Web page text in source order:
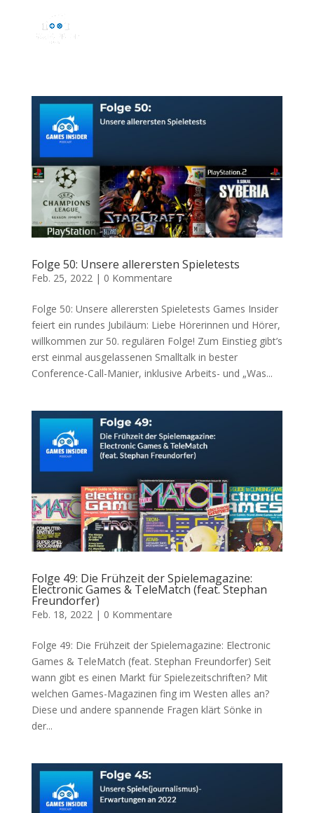
Folge 50: Unsere allerersten Spieletests
Feb. 25, 2022 | 0 Kommentare
Folge 50: Unsere allerersten Spieletests Games Insider
feiert ein rundes Jubiläum: Liebe Hörerinnen und Hörer,
willkommen zur 50. regulären Folge! Zum Einstieg gibt’s
erst einmal ausgelassenen Smalltalk in bester
Conference-Call-Manier, inklusive Arbeits- und „Was...
Folge 49: Die Frühzeit der Spielemagazine:
Electronic Games & TeleMatch (feat. Stephan
Freundorfer)
Feb. 18, 2022| 0 Kommentare
Folge 49: Die Frühzeit der Spielemagazine: Electronic
Games & TeleMatch (feat. Stephan Freundorfer) Seit
wann gibt es einen Markt für Spielezeitschriften? Mit
welchen Games-Magazinen fing im Westen alles an?
Diese und andere spannende Fragen klärt Sönke in
der...